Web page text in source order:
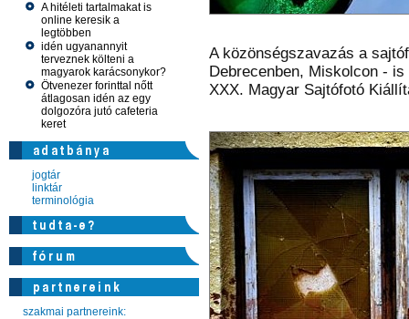
A hitéleti tartalmakat is
online keresik a
legtöbben
idén ugyanannyit
terveznek költeni a
magyarok karácsonykor?
Ötvenezer forinttal nőtt
átlagosan idén az egy
dolgozóra jutó cafeteria
keret
jogtár
linktár
terminológia
szakmai partnereink:
A közönségszavazás a
Debrecenben, Miskolcon -
XXX. Magyar Sajtófotó